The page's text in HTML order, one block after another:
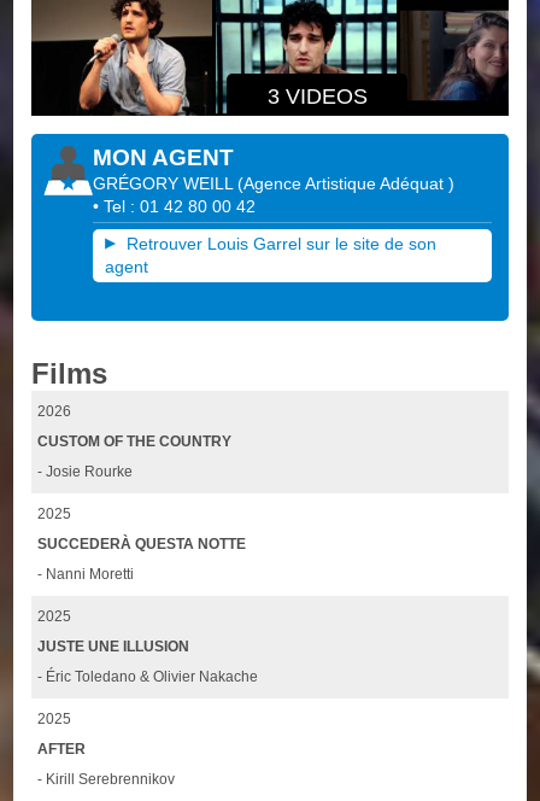
3 VIDEOS
MON AGENT
GRÉGORY WEILL (Agence Artistique Adéquat)
• Tel : 01 42 80 00 42
Retrouver Louis Garrel sur le site de son
agent
Films
2026
CUSTOM OF THE COUNTRY
- Josie Rourke
2025
SUCCEDERÀ QUESTA NOTTE
- Nanni Moretti
2025
JUSTE UNE ILLUSION
- Éric Toledano & Olivier Nakache
2025
AFTER
- Kirill Serebrennikov